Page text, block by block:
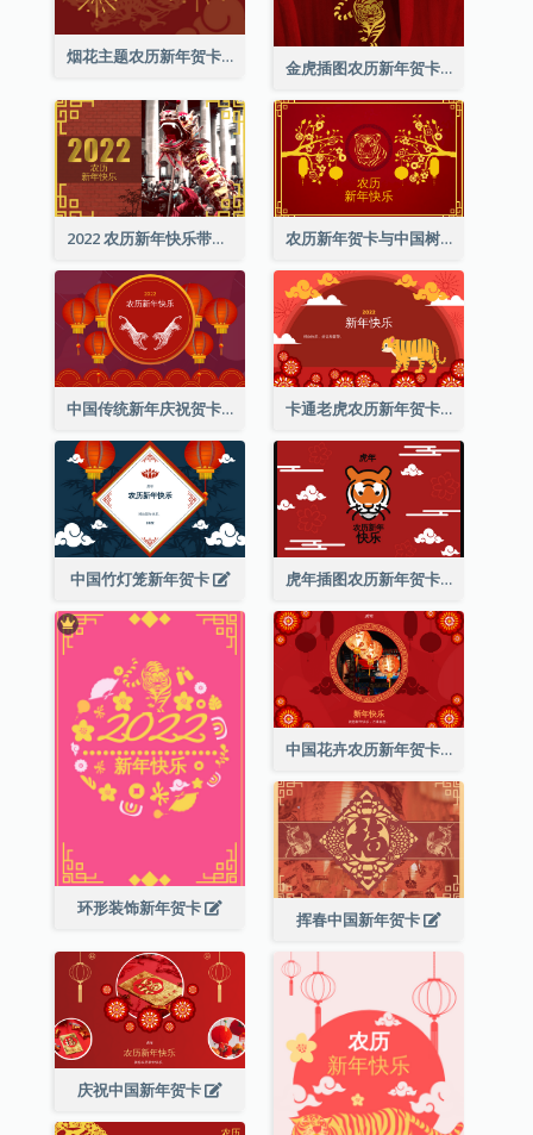
烟花主题农历新年贺卡
金虎插图农历新年贺卡
2022 农历新年快乐带照片贺卡 农历新年贺卡与中国树插图
中国传统新年庆祝贺卡 卡通老虎农历新年贺卡
中国竹灯笼新年贺卡 虎年插图农历新年贺卡
环形装饰新年贺卡
中国花卉农历新年贺卡
挥春中国新年贺卡
庆祝中国新年贺卡